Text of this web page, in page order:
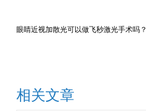
眼睛近视加散光可以做飞秒激光手术吗？
相关文章